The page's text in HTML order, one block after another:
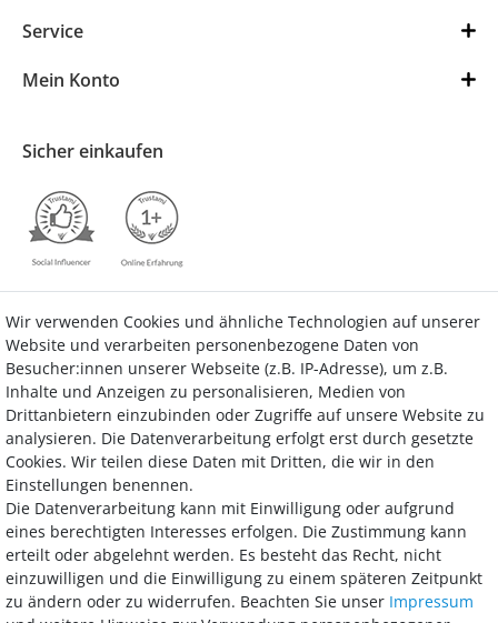
Service
Mein Konto
Sicher einkaufen
Vertrag widerrufen Kontakt
Bezahlung
Wir bieten Ihnen viele Möglichkeiten einer sicheren und bequemen
Bezahlung.
Wir verwenden Cookies und ähnliche Technologien auf unserer
Website und verarbeiten personenbezogene Daten von
Besucher:innen unserer Webseite (z.B. IP-Adresse), um z.B.
Inhalte und Anzeigen zu personalisieren, Medien von
Drittanbietern einzubinden oder Zugriffe auf unsere Website zu
analysieren. Die Datenverarbeitung erfolgt erst durch gesetzte
Cookies. Wir teilen diese Daten mit Dritten, die wir in den
Einstellungen benennen.
Die Datenverarbeitung kann mit Einwilligung oder aufgrund
eines berechtigten Interesses erfolgen. Die Zustimmung kann
erteilt oder abgelehnt werden. Es besteht das Recht, nicht
einzuwilligen und die Einwilligung zu einem späteren Zeitpunkt
zu ändern oder zu widerrufen. Beachten Sie unser Impressum